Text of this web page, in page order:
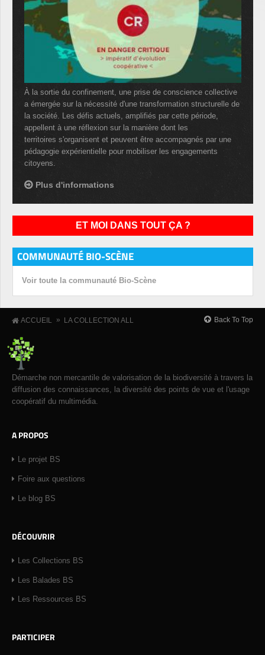
À la sortie du confinement, une prise de conscience collective
a émergée sur la nécessité d'une transformation structurelle de
la société. Les défis actuels, amplifiés par cette période,
appellent à une réflexion sur la manière dont les
territoires s'organisent et peuvent être accompagnés par une
pédagogie expérientielle pour mobiliser les engagements
citoyens.
Plus d'informations
ET MOI DANS TOUT ÇA ?
COMMUNAUTÉ BIO-SCÈNE
Voir toute la communauté Bio-Scène
ACCUEIL » LA COLLECTION ALL Back To Top
Démarche non mercantile de valorisation de la biodiversité à travers la
diffusion des connaissances, la diversité des points de vue et l'usage
coopératif du multimédia.
A PROPOS
Le projet BS
Foire aux questions
Le blog BS
DÉCOUVRIR
Les Collections BS
Les Balades BS
Les Ressources BS
PARTICIPER